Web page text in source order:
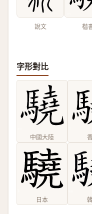
說文 楷
字形對比
中國大陸
日本